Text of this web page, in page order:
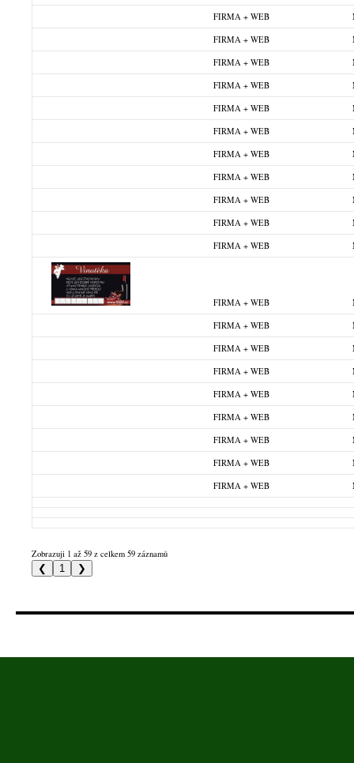
FIRMA + WEB
FIRMA + WEB
FIRMA + WEB
FIRMA + WEB
FIRMA + WEB
FIRMA + WEB
FIRMA + WEB
FIRMA + WEB
FIRMA + WEB
FIRMA + WEB
FIRMA + WEB
FIRMA + WEB
FIRMA + WEB
FIRMA + WEB
FIRMA + WEB
FIRMA + WEB
FIRMA + WEB
FIRMA + WEB
FIRMA + WEB
FIRMA + WEB
Zobrazuji 1 až 59 z celkem 59 záznamů
❮ 1 ❯